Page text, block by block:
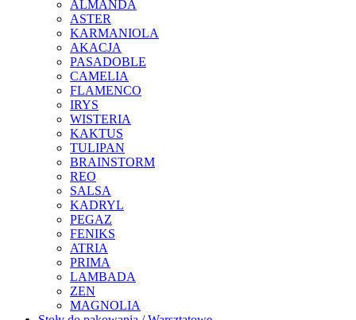
ALMANDA
ASTER
KARMANIOLA
AKACJA
PASADOBLE
CAMELIA
FLAMENCO
IRYS
WISTERIA
KAKTUS
TULIPAN
BRAINSTORM
REO
SALSA
KADRYL
PEGAZ
FENIKS
ATRIA
PRIMA
LAMBADA
ZEN
MAGNOLIA